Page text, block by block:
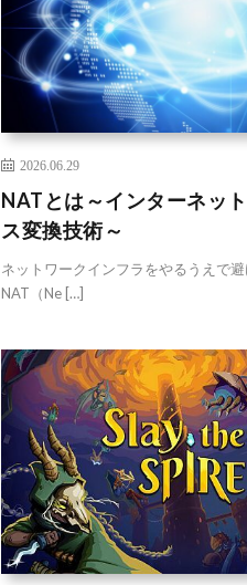
2026.06.29
NATとは～インターネッ
ス変換技術～
ネットワークインフラをやるうえで
NAT（Ne […]